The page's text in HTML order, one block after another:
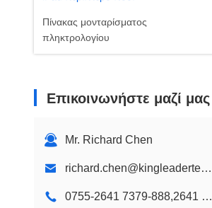
Πίνακας μονταρίσματος
πληκτρολογίου
αδιάβροχο πληκτρολόγιο
Επικοινωνήστε μαζί μας
Mr. Richard Chen
richard.chen@kingleadertech.com
0755-2641 7379-888,2641 9575